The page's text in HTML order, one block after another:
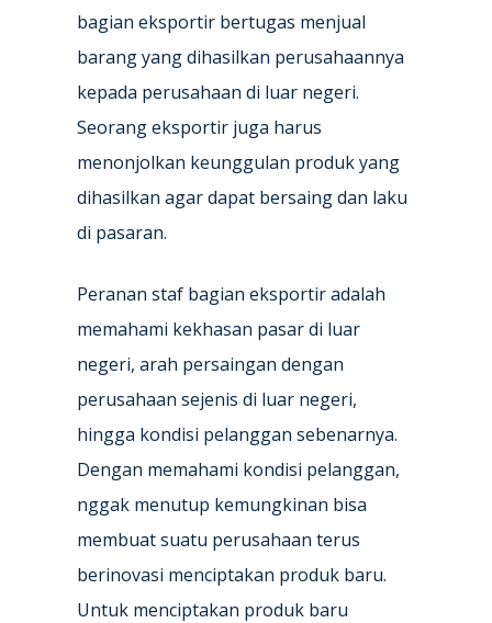
bagian eksportir bertugas menjual
barang yang dihasilkan perusahaannya
kepada perusahaan di luar negeri.
Seorang eksportir juga harus
menonjolkan keunggulan produk yang
dihasilkan agar dapat bersaing dan laku
di pasaran.
Peranan staf bagian eksportir adalah
memahami kekhasan pasar di luar
negeri, arah persaingan dengan
perusahaan sejenis di luar negeri,
hingga kondisi pelanggan sebenarnya.
Dengan memahami kondisi pelanggan,
nggak menutup kemungkinan bisa
membuat suatu perusahaan terus
berinovasi menciptakan produk baru.
Untuk menciptakan produk baru